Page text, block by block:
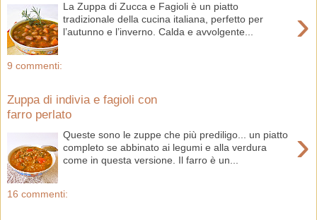
›
La Zuppa di Zucca e Fagioli è un piatto
tradizionale della cucina italiana, perfetto per
l’autunno e l’inverno. Calda e avvolgente...
9 commenti:
Zuppa di indivia e fagioli con
farro perlato
›
Queste sono le zuppe che più prediligo... un piatto
completo se abbinato ai legumi e alla verdura
come in questa versione. Il farro è un...
16 commenti: